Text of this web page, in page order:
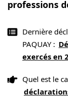
professions
Dernière
PAQUAY :
exercés en
Quel est le